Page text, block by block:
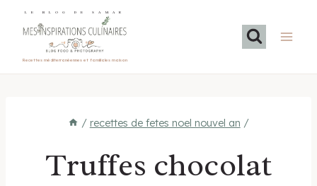
LE BLOG DE SAMAR
Recettes méditerranéennes et familiales maison
/ recettes de fetes noel nouvel an /
Truffes chocolat